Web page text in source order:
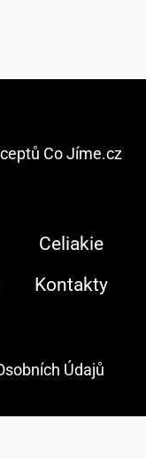
Co Jíme.cz
Celiakie
Kontakty
Údajů